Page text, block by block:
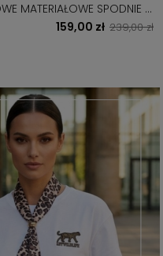
MATERIAŁOWE SPODNIE Z
239,00 zł
159,00 zł